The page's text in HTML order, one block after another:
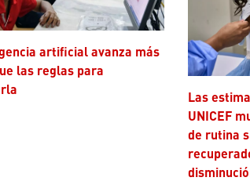
las reglas para
Las estimaciones de la OMS y
UNICEF
de rutina